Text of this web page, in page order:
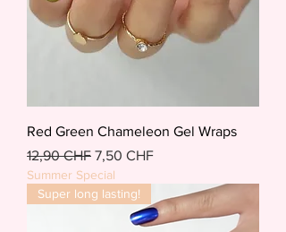
Red Green Chameleon Gel Wraps
Standardpreis
12,90 CHF Sale-Preis
7,50 CHF
Summer Special
Super long lasting!